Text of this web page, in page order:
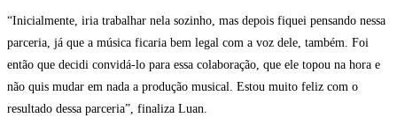
“Inicialmente, iria trabalhar nela sozinho, mas depois fiquei pensando nessa
parceria, já que a música ficaria bem legal com a voz dele, também. Foi
então que decidi convidá-lo para essa colaboração, que ele topou na hora e
não quis mudar em nada a produção musical. Estou muito feliz com o
resultado dessa parceria”, finaliza Luan.